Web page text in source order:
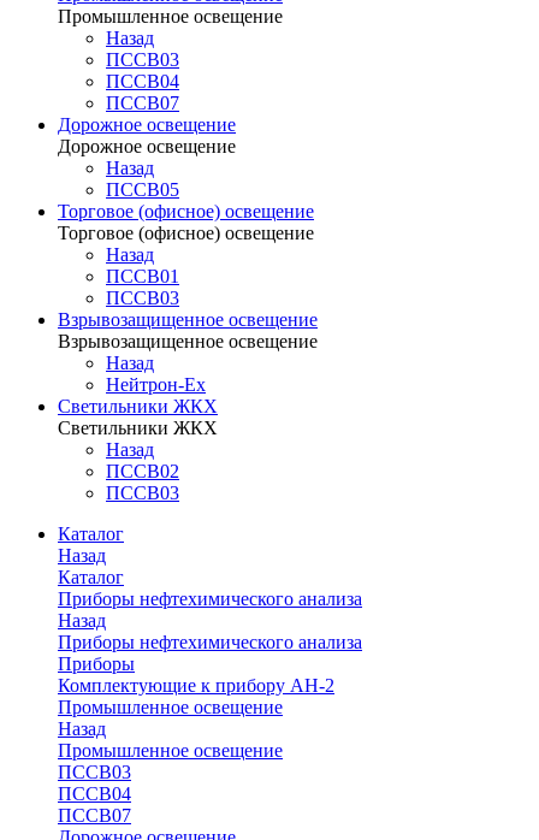
Промышленное освещение
Назад
ПССВ03
ПССВ04
ПССВ07
Дорожное освещение
Дорожное освещение
Назад
ПССВ05
Торговое (офисное) освещение
Торговое (офисное) освещение
Назад
ПССВ01
ПССВ03
Взрывозащищенное освещение
Взрывозащищенное освещение
Назад
Нейтрон-Ex
Светильники ЖКХ
Светильники ЖКХ
Назад
ПССВ02
ПССВ03
Каталог
Назад
Каталог
Приборы нефтехимического анализа
Назад
Приборы нефтехимического анализа
Приборы
Комплектующие к прибору АН-2
Промышленное освещение
Назад
Промышленное освещение
ПССВ03
ПССВ04
ПССВ07